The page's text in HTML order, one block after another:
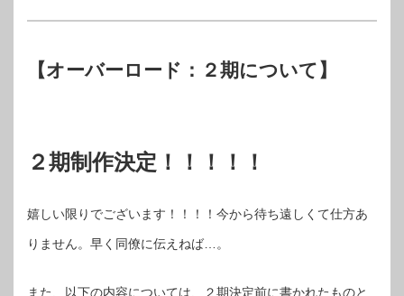
【オーバーロード：２期について】
２期制作決定！！！！！
嬉しい限りでございます！！！！今から待ち遠しくて仕方あ
りません。早く同僚に伝えねば…。
また、以下の内容については、２期決定前に書かれたものと